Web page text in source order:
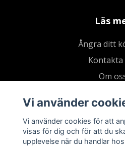
Läs
Ångra ditt
Kontakta
Om
Vi använder
Vi använder cookies för att
visas för dig och för att du
upplevelse när du handlar